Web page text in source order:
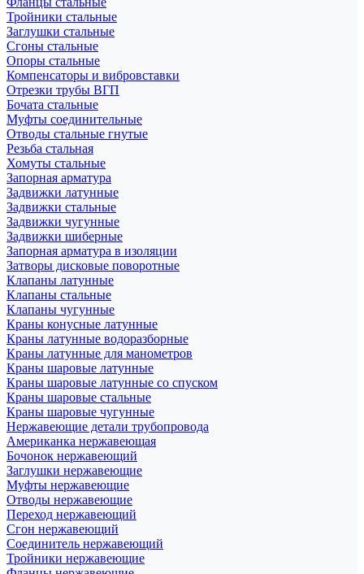
Тройники стальные
Заглушки стальные
Сгоны стальные
Опоры стальные
Компенсаторы и вибровставки
Отрезки трубы ВГП
Бочата стальные
Муфты соединительные
Отводы стальные гнутые
Резьба стальная
Хомуты стальные
Запорная арматура
Задвижки латунные
Задвижки стальные
Задвижки чугунные
Задвижки шиберные
Запорная арматура в изоляции
Затворы дисковые поворотные
Клапаны латунные
Клапаны стальные
Клапаны чугунные
Краны конусные латунные
Краны латунные водоразборные
Краны латунные для манометров
Краны шаровые латунные
Краны шаровые латунные со спуском
Краны шаровые стальные
Краны шаровые чугунные
Нержавеющие детали трубопровода
Американка нержавеющая
Бочонок нержавеющий
Заглушки нержавеющие
Муфты нержавеющие
Отводы нержавеющие
Переход нержавеющий
Сгон нержавеющий
Соединитель нержавеющий
Тройники нержавеющие